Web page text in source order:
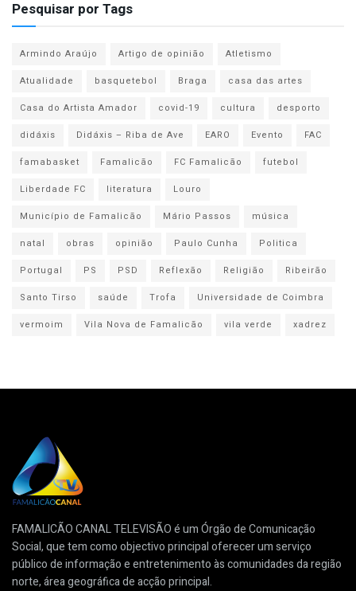
Pesquisar por Tags
Armindo Araújo Artigo de opinião
Atletismo
Atualidade
basquetebol Braga
casa das artes
Casa do Artista Amador
covid-19 cultura
desporto
didáxis
Didáxis – Riba de Ave EARO Evento
FAC
famabasket
Famalicão FC Famalicão
futebol
Liberdade FC
literatura
Louro
Município de Famalicão
Mário Passos
música
natal
obras opinião Paulo Cunha
Politica
Portugal
PS PSD Reflexão Religião
Ribeirão
Santo Tirso
saúde Trofa
Universidade de Coimbra
vermoim
Vila Nova de Famalicão vila verde xadrez
FAMALICÃO CANAL TELEVISÃO é um Órgão de Comunicação
Social, que tem como objectivo principal oferecer um serviço
público de informação e entretenimento às comunidades da região
norte, área geográfica de acção principal.